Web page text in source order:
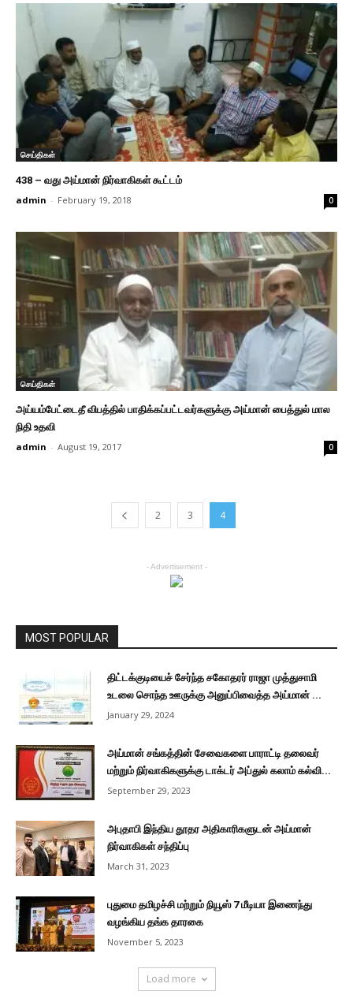
செய்திகள்
438 – வது அய்மான் நிர்வாகிகள் கூட்டம்
admin - February 19, 2018 0
செய்திகள்
அய்யம்பேட்டைதீ விபத்தில் பாதிக்கப்பட்டவர்களுக்கு அய்மான் பைத்துல் மால
நிதி உதவி
admin - August 19, 2017 0
2 3 4
- Advertisement -
MOST POPULAR
திட்டக்குடியைச் சேர்ந்த சகோதரர் ராஜா முத்துசாமி
உடலை சொந்த ஊருக்கு அனுப்பிவைத்த அய்மான் ...
January 29, 2024
அய்மான் சங்கத்தின் சேவைகளை பாராட்டி தலைவர்
மற்றும் நிர்வாகிகளுக்கு டாக்டர் அப்துல் கலாம் கல்வி...
September 29, 2023
அபுதாபி இந்திய தூதர அதிகாரிகளுடன் அய்மான்
நிர்வாகிகள் சந்திப்பு
March 31, 2023
புதுமை தமிழச்சி மற்றும் நியூஸ் 7 மீடியா இணைந்து
வழங்கிய தங்க தாரகை
November 5, 2023
Load more